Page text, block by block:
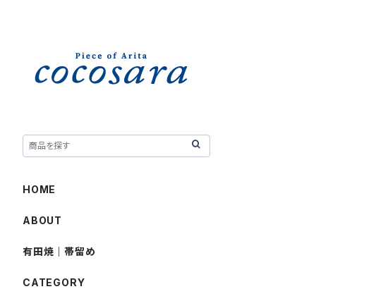
HOME
ABOUT
有田焼｜帯留め
CATEGORY